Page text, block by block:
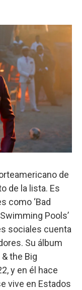
de
de la lista. Es
como ‘Bad
Pools’
sociales cuenta
Su álbum
the Big
y en él hace
vive en Estados